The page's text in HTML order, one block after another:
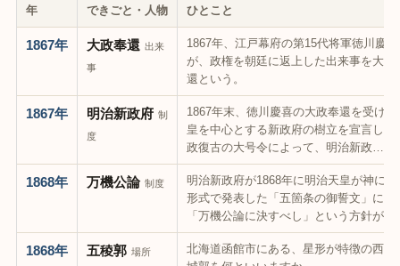
年 できごと・人物 ひとこと
1867年 大政奉還 出来
事
1867年、江戸幕府の第15代将軍徳川慶喜
が、政権を朝廷に返上した出来事を大政
還という。
1867年 明治新政府 制
度
1867年末、徳川慶喜の大政奉還を受け、
皇を中心とする新政府の樹立を宣言した
政復古の大号令によって、明治新政…
1868年 万機公論 制度
明治新政府が1868年に明治天皇が神に誓
形式で発表した「五箇条の御誓文」に、
「万機公論に決すべし」という方針が…
1868年 五稜郭 場所
北海道函館市にある、星形が特徴の西洋